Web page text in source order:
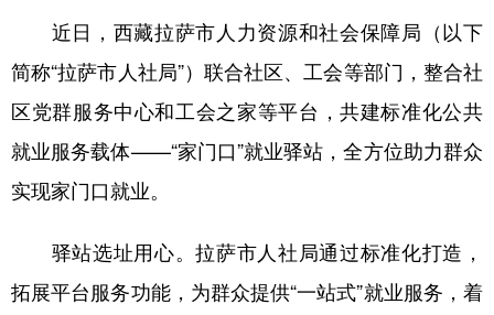
对口援藏
生态西藏 文化旅游
乡村振兴
推广信息
近日，西藏拉萨市人力资源和社会保障局（以下
简称“拉萨市人社局”）联合社区、工会等部门，整合社
区党群服务中心和工会之家等平台，共建标准化公共
就业服务载体——“家门口”就业驿站，全方位助力群众
实现家门口就业。
驿站选址用心。拉萨市人社局通过标准化打造，
拓展平台服务功能，为群众提供“一站式”就业服务，着